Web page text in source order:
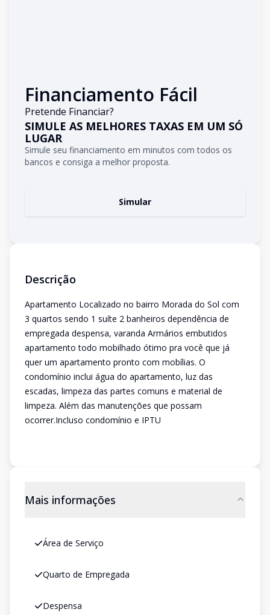
Financiamento Fácil
Pretende Financiar?
SIMULE AS MELHORES TAXAS EM UM SÓ
LUGAR
Simule seu financiamento em minutos com todos os
bancos e consiga a melhor proposta.
Simular
Descrição
Apartamento Localizado no bairro Morada do Sol com
3 quartos sendo 1 suíte 2 banheiros dependência de
empregada despensa, varanda Armários embutidos
apartamento todo mobilhado ótimo pra você que já
quer um apartamento pronto com mobílias. O
condomínio inclui água do apartamento, luz das
escadas, limpeza das partes comuns e material de
limpeza. Além das manutenções que possam
ocorrer.Incluso condomínio e IPTU
Mais informações
Área de Serviço
Quarto de Empregada
Despensa